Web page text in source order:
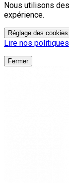
Nous utilisons
expérience.
Réglage des cookies
Lire nos
Fermer